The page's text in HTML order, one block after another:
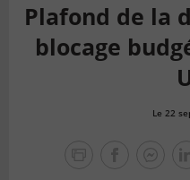
Plafond de la
blocage
Le 22